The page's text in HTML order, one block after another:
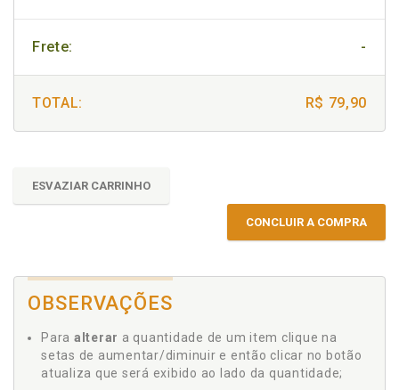
Frete: -
TOTAL: R$ 79,90
ESVAZIAR CARRINHO
CONCLUIR A COMPRA
OBSERVAÇÕES
Para alterar a quantidade de um item clique na
setas de aumentar/diminuir e então clicar no botão
atualiza que será exibido ao lado da quantidade;